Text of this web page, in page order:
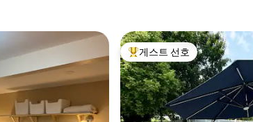
상위 게스트 선호
게스트 선호